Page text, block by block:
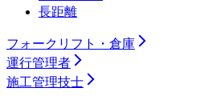
長距離
フォークリフト・倉庫
運行管理者
施工管理技士